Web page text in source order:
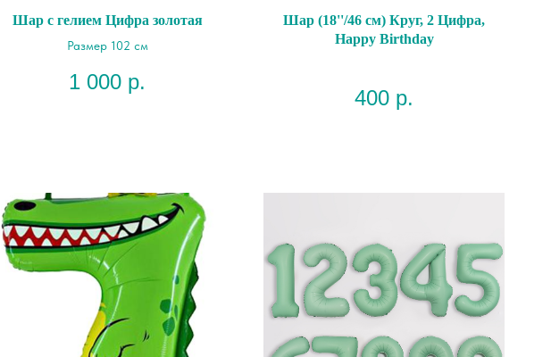
Шар с гелием Цифра золотая
Размер 102 см
1 000 р.
Шар (18''/46 см) Круг, 2 Цифра,
Happy Birthday
400 р.